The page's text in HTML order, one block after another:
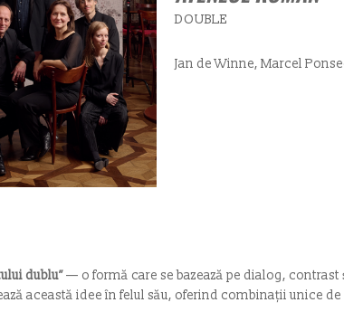
DOUBLE
Jan de Winne, Marcel
dublu”— o formă care se bazează pe dialog,
această idee în felul său, oferind combinații unice